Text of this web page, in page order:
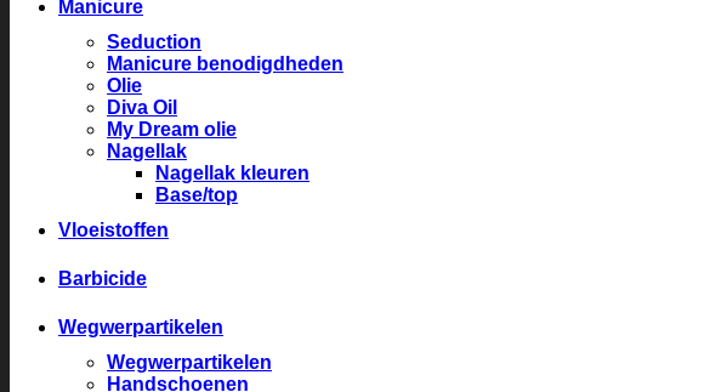
Manicure
Seduction
Manicure benodigdheden
Olie
Diva Oil
My Dream olie
Nagellak
Nagellak kleuren
Base/top
Vloeistoffen
Barbicide
Wegwerpartikelen
Wegwerpartikelen
Handschoenen